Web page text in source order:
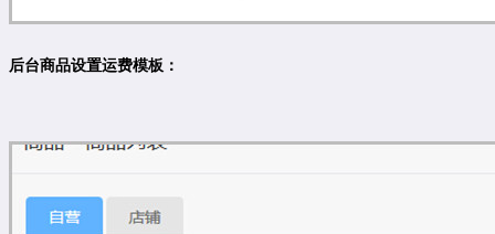
后台商品设置运费模板：